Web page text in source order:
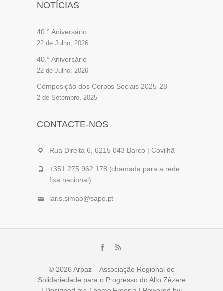
NOTÍCIAS
40.° Aniversário
22 de Julho, 2026
40.° Aniversário
22 de Julho, 2026
Composição dos Corpos Sociais 2025-28
2 de Setembro, 2025
CONTACTE-NOS
Rua Direita 6, 6215-043 Barco | Covilhã
+351 275 962 178 (chamada para a rede
fixa nacional)
lar.s.simao@sapo.pt
Facebook
© 2026 Arpaz – Associação Regional de
Solidariedade para o Progresso do Alto Zêzere